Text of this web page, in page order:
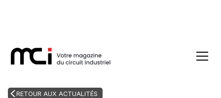
RETOUR AUX ACTUALITÉS